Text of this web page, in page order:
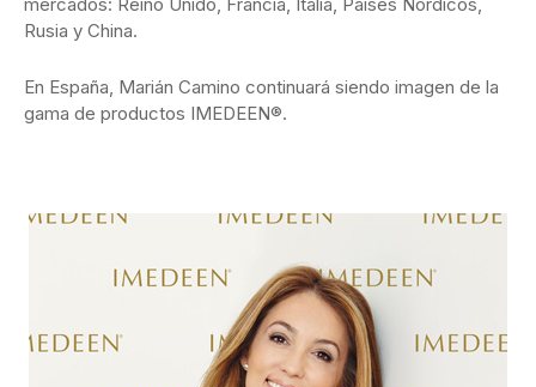
mercados: Reino Unido, Francia, Italia, Países Nórdicos,
Rusia y China.
En España, Marián Camino continuará siendo imagen de la
gama de productos IMEDEEN®.